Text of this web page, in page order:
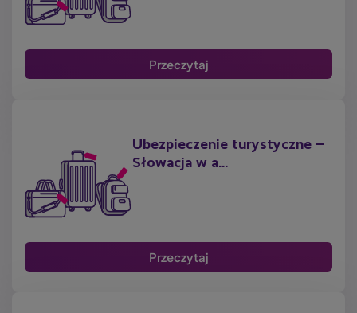
Przeczytaj
Ubezpieczenie turystyczne –
Słowacja w a...
Przeczytaj